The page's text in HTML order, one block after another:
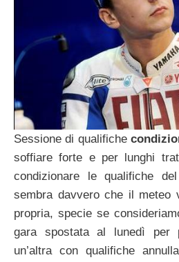
Sessione di qualifiche
soffiare forte e per lunghi
condizionare le qualifiche del
sembra davvero che il meteo
propria, specie se
gara spostata al lunedì per
un’altra con qualifiche